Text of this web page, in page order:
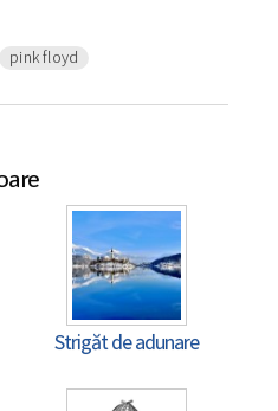
pink floyd
Strigăt de adunare